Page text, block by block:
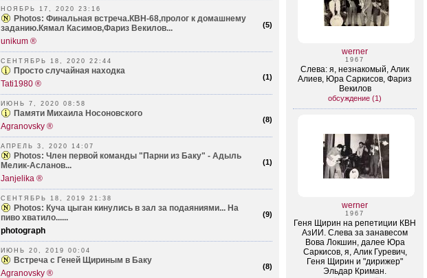
werner
1967
Слева: я, незнакомый, Алик
Алиев, Юра Саркисов, Фариз
Векилов
обсуждение (1)
werner
1967
Геня Щирин на репетиции КВН
АзИИ. Слева за занавесом
Вова Локшин, далее Юра
Саркисов, я, Алик Гуревич,
Геня Щирин и "дирижер"
Эльдар Криман.
НОЯБРЬ 17, 2020 23:16
(5)
Photos: Финальная встреча.КВН-68,пролог к домашнему
заданию.Кямал Касимов,Фариз Векилов...
unikum ®
СЕНТЯБРЬ 18, 2020 22:44
(1)
Просто случайная находка
Tati1980 ®
ИЮНЬ 7, 2020 08:58
(8)
Памяти Михаила Носоновского
Agranovsky ®
АПРЕЛЬ 3, 2020 14:07
(1)
Photos: Член первой команды "Парни из Баку" - Адыль
Мелик-Асланов...
Janjelika ®
СЕНТЯБРЬ 18, 2019 21:38
(9)
Photos: Куча цыган кинулись в зал за подаяниями... На
пиво хватило......
photograph
ИЮНЬ 20, 2019 00:04
(8)
Встреча с Геней Щириным в Баку
Agranovsky ®